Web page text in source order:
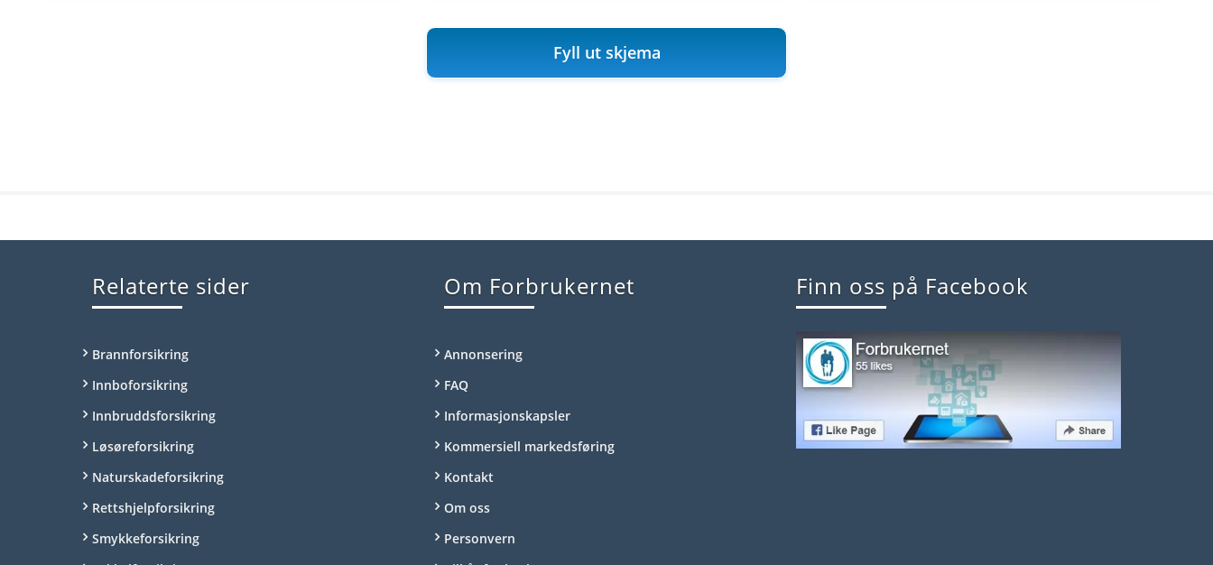
Fyll ut skjema
Relaterte sider
Brannforsikring
Innboforsikring
Innbruddsforsikring
Løsøreforsikring
Naturskadeforsikring
Rettshjelpforsikring
Smykkeforsikring
Om Forbrukernet
Annonsering
FAQ
Informasjonskapsler
Kommersiell markedsføring
Kontakt
Om oss
Personvern
Finn oss på Facebook